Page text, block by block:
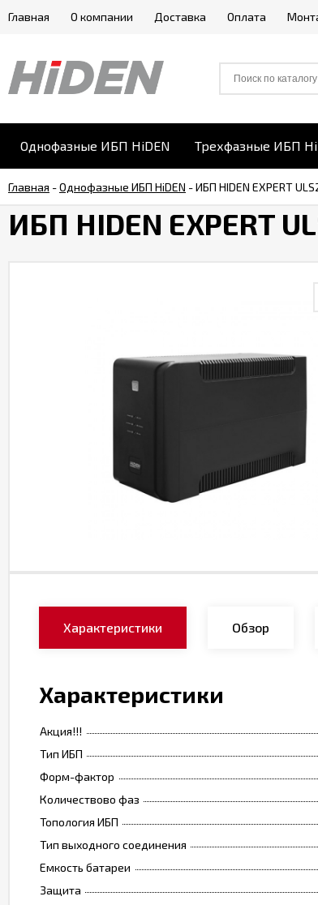
Главная О компании Доставка Оплата
Однофазные ИБП HiDEN Трехфазные ИБП
Главная -Однофазные ИБП HiDEN -ИБП HIDEN EXPERT
ИБП HIDEN EXPERT
Характеристики Обзор
Характеристики
Акция!!!
Тип ИБП
Форм-фактор
Количествово фаз
Топология ИБП
Тип выходного соединения
Емкость батареи
Защита